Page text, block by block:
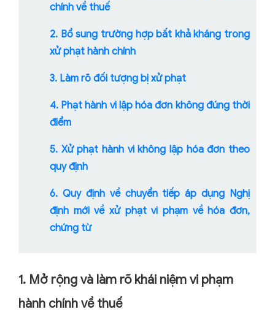
chính về thuế
2. Bổ sung trường hợp bất khả kháng trong
xử phạt hành chính
3. Làm rõ đối tượng bị xử phạt
4. Phạt hành vi lập hóa đơn không đúng thời
điểm
5. Xử phạt hành vi không lập hóa đơn theo
quy định
6. Quy định về chuyển tiếp áp dụng Nghị
định mới về xử phạt vi phạm về hóa đơn,
chứng từ
1. Mở rộng và làm rõ khái niệm vi phạm
hành chính về thuế